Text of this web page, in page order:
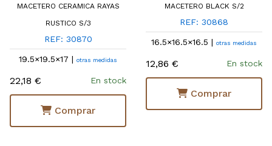
MACETERO CERAMICA RAYAS
RUSTICO S/3
REF: 30870
19.5×19.5×17 | otras medidas
22,18 € En stock
Comprar
MACETERO BLACK S/2
REF: 30868
16.5×16.5×16.5 | otras medidas
12,86 € En stock
Comprar